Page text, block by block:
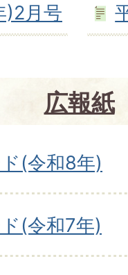
)2月号
広報紙
(令和8年)
(令和7年)